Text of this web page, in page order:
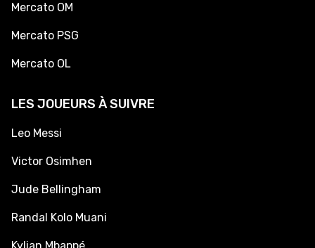
Mercato OM
Mercato PSG
Mercato OL
LES JOUEURS À SUIVRE
Leo Messi
Victor Osimhen
Jude Bellingham
Randal Kolo Muani